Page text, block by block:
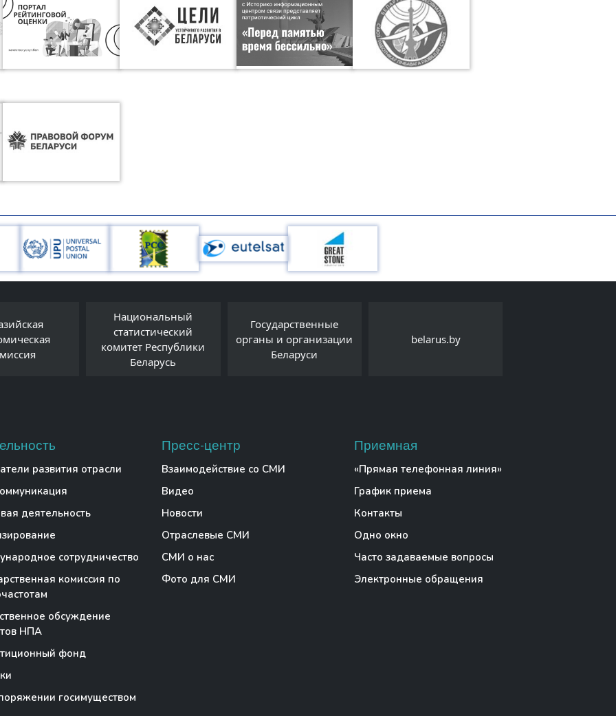
Республики
Государственные
органы и организации
Беларуси
belarus.by Детский правовой сайт
развития отрасли
деятельность
сотрудничество
комиссия по
обсуждение
НПА
фонд
госимуществом
Пресс-центр
Взаимодействие со СМИ
Видео
Новости
Отраслевые СМИ
СМИ о нас
Фото для СМИ
Приемная
«Прямая телефонная линия»
График приема
Контакты
Одно окно
Часто задаваемые вопросы
Электронные обращения